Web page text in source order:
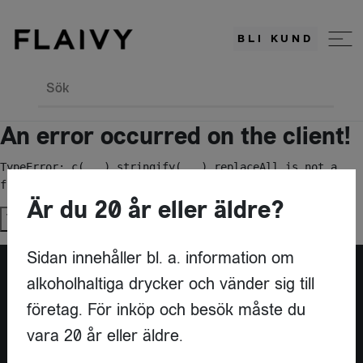
BLI KUND
Sök
An error occurred on the client!
TypeError: c(...).stringify(...).replaceAll is not a
function
Try again
Är du leverantör?
Är du 20 år eller äldre?
Sidan innehåller bl. a. information om
alkoholhaltiga drycker och vänder sig till
företag. För inköp och besök måste du
vara 20 år eller äldre.